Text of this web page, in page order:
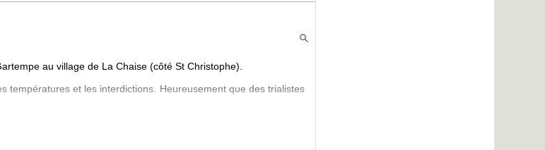
au village de La Chaise (côté St Christophe).
températures et les interdictions. Heureusement que des trialistes